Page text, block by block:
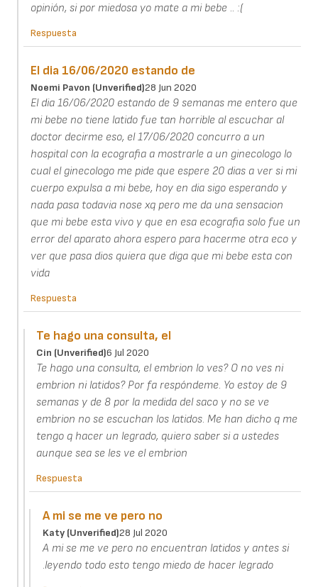
opinión, si por miedosa yo mate a mi bebe .. :(
Respuesta
El dia 16/06/2020 estando de
Noemi Pavon (unverified)28 Jun 2020
El dia 16/06/2020 estando de 9 semanas me entero que
mi bebe no tiene latido fue tan horrible al escuchar al
doctor decirme eso, el 17/06/2020 concurro a un
hospital con la ecografia a mostrarle a un ginecologo lo
cual el ginecologo me pide que espere 20 dias a ver si mi
cuerpo expulsa a mi bebe, hoy en dia sigo esperando y
nada pasa todavia nose xq pero me da una sensacion
que mi bebe esta vivo y que en esa ecografia solo fue un
error del aparato ahora espero para hacerme otra eco y
ver que pasa dios quiera que diga que mi bebe esta con
vida
Respuesta
Te hago una consulta, el
Cin (unverified)6 Jul 2020
Te hago una consulta, el embrion lo ves? O no ves ni
embrion ni latidos? Por fa respóndeme. Yo estoy de 9
semanas y de 8 por la medida del saco y no se ve
embrion no se escuchan los latidos. Me han dicho q me
tengo q hacer un legrado, quiero saber si a ustedes
aunque sea se les ve el embrion
Respuesta
A mi se me ve pero no
Katy (unverified)28 Jul 2020
A mi se me ve pero no encuentran latidos y antes si
.leyendo todo esto tengo miedo de hacer legrado